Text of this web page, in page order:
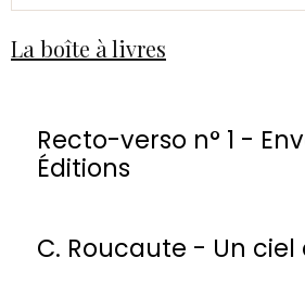
La boîte à livres
Recto-verso n° 1 -
Éditions
C. Roucaute - Un